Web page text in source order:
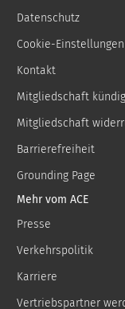
Datenschutz
Cookie-Einstellungen
Kontakt
Mitgliedschaft
Mitgliedschaft
Barrierefreiheit
Grounding Page
Mehr vom ACE
Presse
Verkehrspolitik
Karriere
Vertriebspartner